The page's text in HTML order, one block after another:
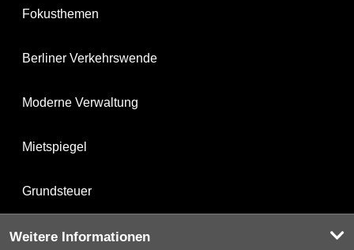
Fokusthemen
Berliner Verkehrswende
Moderne Verwaltung
Mietspiegel
Grundsteuer
Weitere Informationen